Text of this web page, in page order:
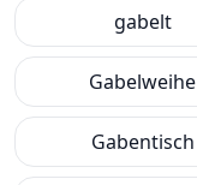
gabelt
Gabelweihe
Gabentisch